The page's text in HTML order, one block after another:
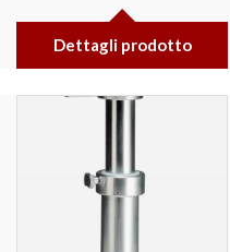
Dettagli prodotto